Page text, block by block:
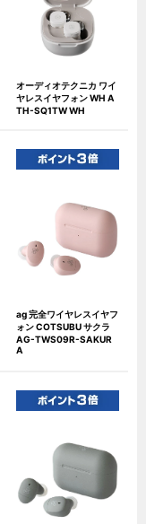
オーディオテクニカ ワイ
ヤレスイヤフォン WH A
TH-SQ1TW WH
ag 完全ワイヤレスイヤフ
ォン COTSUBU サクラ
AG-TWS09R-SAKUR
A